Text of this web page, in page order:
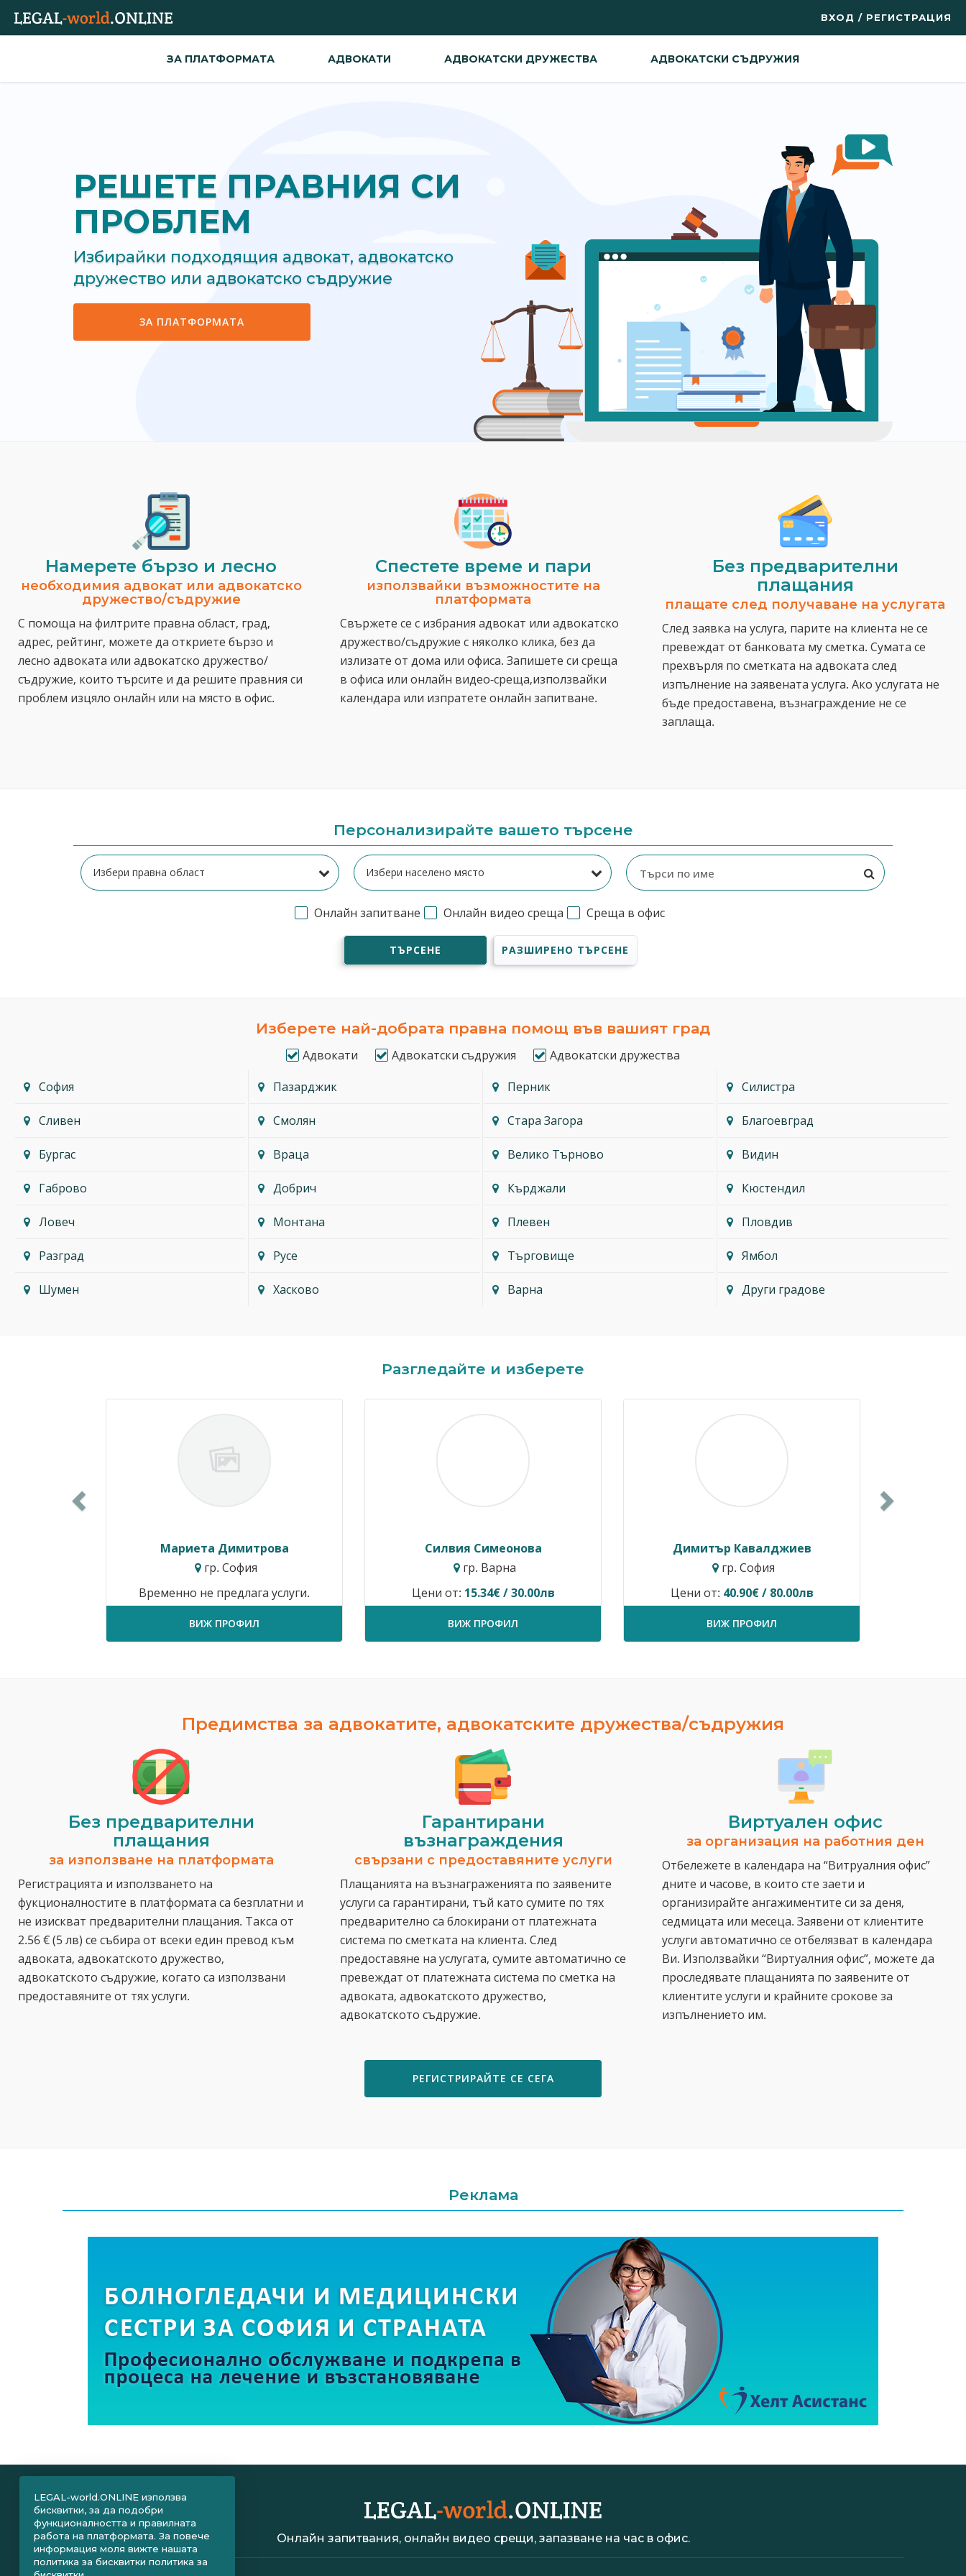
ВХОД / РЕГИСТРАЦИЯ
ЗА ПЛАТФОРМАТА АДВОКАТИ АДВОКАТСКИ ДРУЖЕСТВА АДВОКАТСКИ СЪДРУЖИЯ
РЕШЕТЕ ПРАВНИЯ СИ
ПРОБЛЕМ
Избирайки подходящия адвокат, адвокатско
дружество или адвокатско съдружие
ЗА ПЛАТФОРМАТА
Намерете бързо и лесно
необходимия адвокат или адвокатско
дружество/съдружие
С помоща на филтрите правна област, град,
адрес, рейтинг, можете да откриете бързо и
лесно адвоката или адвокатско дружество/
съдружие, които търсите и да решите правния си
проблем изцяло онлайн или на място в офис.
Спестeте време и пари
използвайки възможностите на
платформата
Свържете се с избрания адвокат или адвокатско
дружество/съдружие с няколко клика, без да
излизате от дома или офиса. Запишете си среща
в офиса или онлайн видео-среща,използвайки
календара или изпратете онлайн запитване.
Без предварителни
плащания
плащате след получаване на услугата
След заявка на услуга, парите на клиента не се
превеждат от банковата му сметка. Сумата се
прехвърля по сметката на адвоката след
изпълнение на заявената услуга. Ако услугата не
бъде предоставена, възнаграждение не се
заплаща.
Персонализирайте вашето търсене
Онлайн запитване Онлайн видео среща Среща в офис
ТЪРСЕНЕ РАЗШИРЕНО ТЪРСЕНЕ
Изберете най-добрата правна помощ във вашият град
Адвокати Адвокатски съдружия
Адвокатски дружества
София
Пазарджик Перник Силистра
Сливен Смолян Стара Загора Благоевград
Бургас Враца Велико Търново Видин
Габрово Добрич Кърджали Кюстендил
Ловеч Монтана Плевен Пловдив
Разград Русе Търговище Ямбол
Шумен Хасково Варна Други градове
Разгледайте и изберете
Мариета Димитрова
гр. София
Временно не предлага услуги.
ВИЖ ПРОФИЛ
Силвия Симеонова
гр. Варна
Цени от:15.34€ / 30.00лв
ВИЖ ПРОФИЛ
Димитър Кавалджиев
гр. София
Цени от:40.90€ / 80.00лв
ВИЖ ПРОФИЛ
Предимства за адвокатите, адвокатските дружества/съдружия
Без предварителни
плащания
за използване на платформата
Регистрацията и използването на
фукционалностите в платформата са безплатни и
не изискват предварителни плащания. Такса от
2.56 € (5 лв) се събира от всеки един превод към
адвоката, адвокатското дружество,
адвокатското съдружие, когато са използвани
предоставяните от тях услуги.
Гарантирани
възнаграждения
свързани с предоставяните услуги
Плащанията на възнаграженията по заявените
услуги са гарантирани, тъй като сумите по тях
предварително са блокирани от платежната
система по сметката на клиента. След
предоставяне на услугата, сумите автоматично се
превеждат от платежната система по сметка на
адвоката, адвокатското дружество,
адвокатското съдружие.
Виртуален офис
за организация на работния ден
Отбележете в календара на “Витруалния офис”
дните и часове, в които сте заети и
организирайте ангажиментите си за деня,
седмицата или месеца. Заявени от клиентите
услуги автоматично се отбелязват в календара
Ви. Използвайки “Виртуалния офис”, можете да
проследявате плащанията по заявените от
клиентите услуги и крайните срокове за
изпълнението им.
РЕГИСТРИРАЙТЕ СЕ СЕГА
Реклама
Онлайн запитвания, онлайн видео срещи, запазване на час в офис.
LEGAL-world.ONLINE използва
бисквитки, за да подобри
функционалността и правилната
работа на платформата. За повече
информация моля вижте нашата
политика за бисквитки политика за